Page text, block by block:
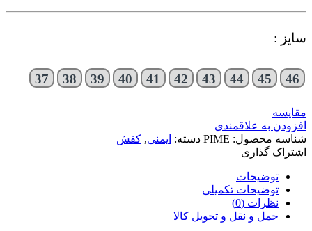
سایز :
37 38 39 40 41 42 43 44 45 46
مقایسه
افزودن به علاقمندی
شناسه محصول: PIME دسته: ایمنی, کفش
اشتراک گذاری
توضیحات
توضیحات تکمیلی
نظرات (0)
حمل و نقل و تحویل کالا